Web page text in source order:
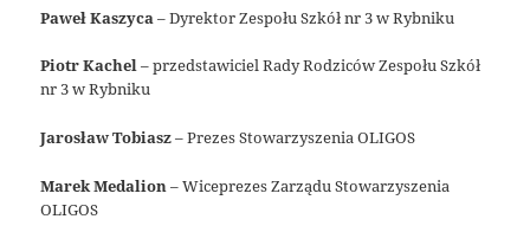
Paweł Kaszyca – Dyrektor Zespołu Szkół nr 3 w Rybniku
Piotr Kachel– przedstawiciel Rady Rodziców Zespołu Szkół
nr 3 w Rybniku
Jarosław Tobiasz– Prezes Stowarzyszenia OLIGOS
Marek Medalion– Wiceprezes Zarządu Stowarzyszenia
OLIGOS